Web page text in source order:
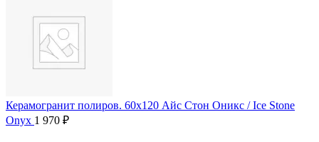
Керамогранит полиров. 60x120 Айс Стон Оникс / Ice Stone
Onyx 1 970 ₽